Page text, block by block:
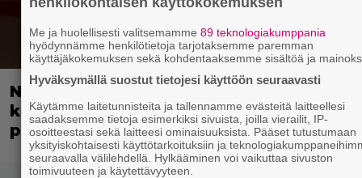
Nyt suoratoistossa: Hulvaton
kulttielokuva – leffan takia
perustettiin uusi uskonto!
Me ja huolellisesti valitsemamme 89 teknologiakumppania
hyödynnämme henkilötietoja tarjotaksemme paremman
käyttäjäkokemuksen sekä kohdentaaksemme sisältöä ja
Hyväksymällä suostut tietojesi käyttöön seuraavasti
Käytämme laitetunnisteita ja tallennamme evästeitä laitteellesi
saadaksemme tietoja esimerkiksi sivuista, joilla vierailit, IP-
osoitteestasi sekä laitteesi ominaisuuksista. Pääset tutustumaan
yksityiskohtaisesti käyttötarkoituksiin ja
seuraavalla välilehdellä. Hylkääminen voi vaikuttaa sivuston
toimivuuteen ja käytettävyyteen.